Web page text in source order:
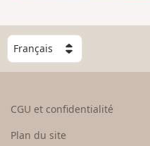
C
h
o
CGU et confidentialité
Plan du site